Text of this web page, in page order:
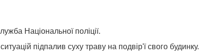
Національної поліції.
підпалив суху траву на подвір'ї свого будинку.